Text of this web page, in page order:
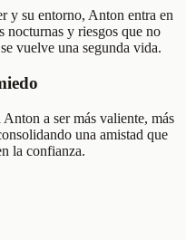
y su entorno, Anton entra en
nocturnas y riesgos que no
vuelve una segunda vida.
a ser más valiente, más
una amistad que
la confianza.